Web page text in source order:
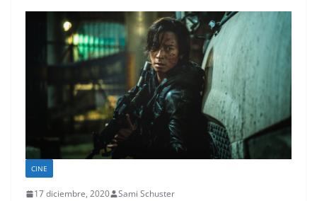
CINE
17 diciembre, 2020 Sami Schuster